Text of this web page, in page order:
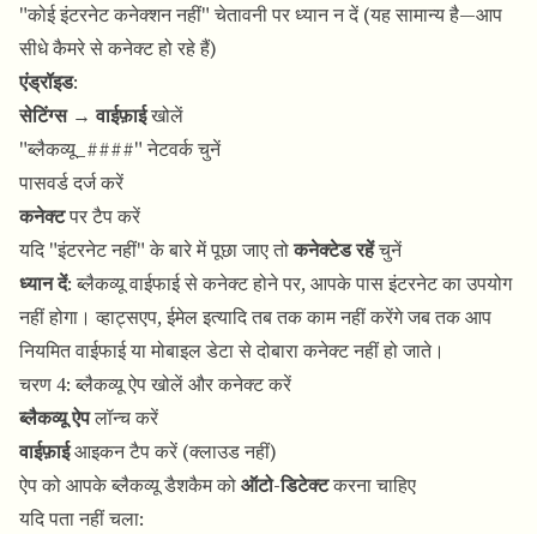
"कोई इंटरनेट कनेक्शन नहीं" चेतावनी पर ध्यान न दें (यह सामान्य है—आप
सीधे कैमरे से कनेक्ट हो रहे हैं)
एंड्रॉइड:
सेटिंग्स→वाईफ़ाईखोलें
"ब्लैकव्यू_####" नेटवर्क चुनें
पासवर्ड दर्ज करें
कनेक्टपर टैप करें
यदि "इंटरनेट नहीं" के बारे में पूछा जाए तोकनेक्टेड रहेंचुनें
ध्यान दें: ब्लैकव्यू वाईफाई से कनेक्ट होने पर, आपके पास इंटरनेट का उपयोग
नहीं होगा। व्हाट्सएप, ईमेल इत्यादि तब तक काम नहीं करेंगे जब तक आप
नियमित वाईफाई या मोबाइल डेटा से दोबारा कनेक्ट नहीं हो जाते।
चरण 4: ब्लैकव्यू ऐप खोलें और कनेक्ट करें
ब्लैकव्यू ऐपलॉन्च करें
वाईफ़ाईआइकन टैप करें (क्लाउड नहीं)
ऐप को आपके ब्लैकव्यू डैशकैम कोऑटो-डिटेक्टकरना चाहिए
यदि पता नहीं चला: